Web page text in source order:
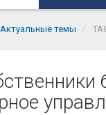
Актуальные темы